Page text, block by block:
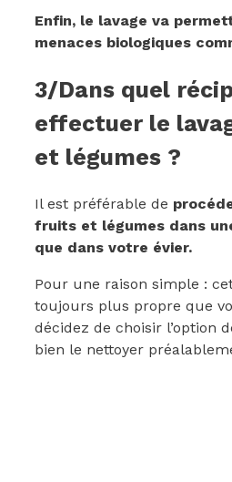
Enfin, le lavage va
menaces biologiques
3/Dans quel
effectuer le
et légumes ?
Il est préférable de
fruits et légumes dans
que dans votre évier.
Pour une raison simple :
toujours plus propre que
décidez de choisir l’option
bien le nettoyer